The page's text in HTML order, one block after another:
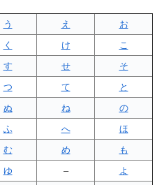
う え
お
く け
こ
す せ
そ
つ て
と
ぬ ね
の
ふ へ
ほ
む め
も
ゆ –
よ